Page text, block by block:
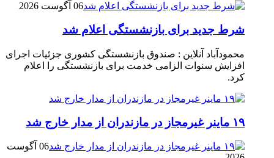
06 آگوست 2026
شرط جدید برای بازنشستگی اعلام شد
محمودآباد آنلاین : صندوق بازنشستگی کشوری جزئیات اجرای
افزایش سنوات الزامی خدمت برای بازنشستگی را اعلام
کرد.
۱۹ ماینر غیرمجاز در مازندران از مدار خارج شد
06 آگوست